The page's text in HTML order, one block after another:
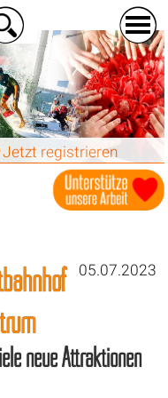
Jetzt registrieren
05.07.2023
neue Attraktionen